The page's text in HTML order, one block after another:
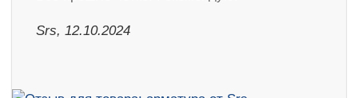
Srs, 12.10.2024